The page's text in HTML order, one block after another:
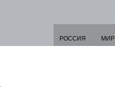
РОССИЯ МИР